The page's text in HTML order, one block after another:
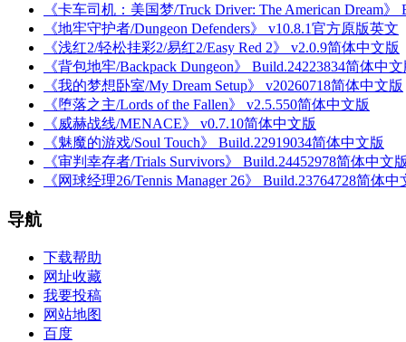
《卡车司机：美国梦/Truck Driver: The American Dream
《地牢守护者/Dungeon Defenders》 v10.8.1官方原版英文
《浅红2/轻松挂彩2/易红2/Easy Red 2》 v2.0.9简体中文版
《背包地牢/Backpack Dungeon》 Build.24223834简体中
《我的梦想卧室/My Dream Setup》 v20260718简体中文版
《堕落之主/Lords of the Fallen》 v2.5.550简体中文版
《威赫战线/MENACE》 v0.7.10简体中文版
《魅魔的游戏/Soul Touch》 Build.22919034简体中文版
《审判幸存者/Trials Survivors》 Build.24452978简体中文
《网球经理26/Tennis Manager 26》 Build.23764728简体中
导航
下载帮助
网址收藏
我要投稿
网站地图
百度